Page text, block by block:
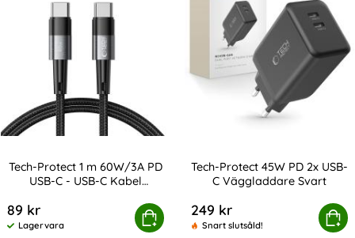
Tech-Protect 1 m 60W/3A PD
USB-C - USB-C Kabel
89 kr
Tillgänglighet:
Lagervara
Köp
1 m 60W/3A PD USB-C - USB-C Kabel UltraBoost Grå
Tech-Protect 45W PD 2x USB-
C Väggladdare Svart
249 kr
Snart slutsåld!
Köp
Tech-Protect 45W PD 2x